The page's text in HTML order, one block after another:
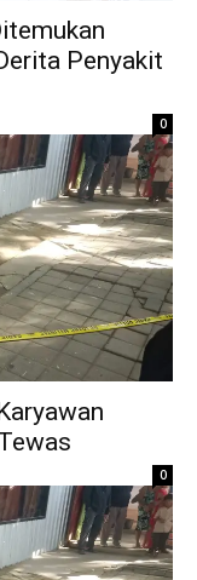
Penyakit
0
0